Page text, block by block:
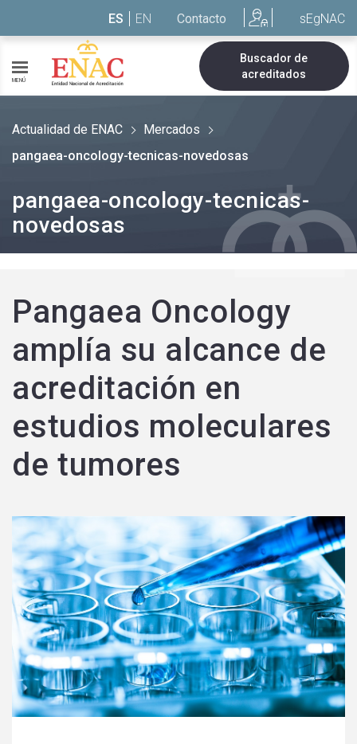
ES EN Contacto sEgNAC
MENÚ
Buscador de
acreditados
Actualidad de ENAC
Mercados
pangaea-oncology-tecnicas-novedosas
pangaea-oncology-tecnicas-
novedosas
Pangaea Oncology
amplía su alcance de
acreditación en
estudios moleculares
de tumores